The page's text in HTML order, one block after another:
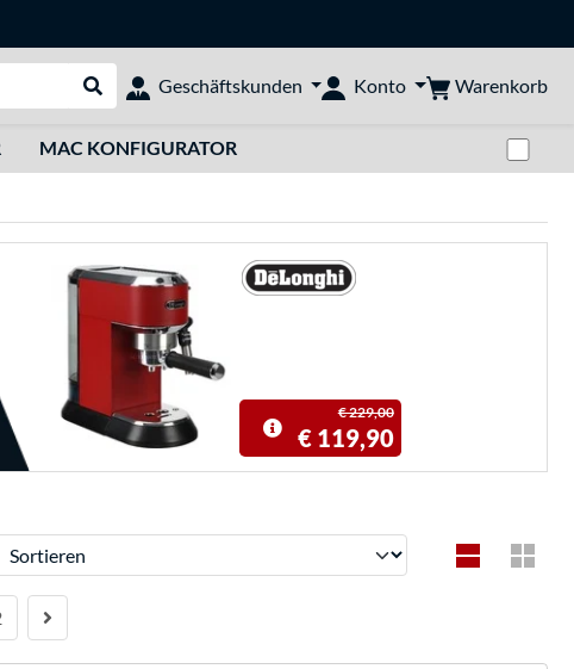
Suche durchführen
Geschäftskunden Konto Warenkorb
MAC KONFIGURATOR
€ 229,00
€ 119,90